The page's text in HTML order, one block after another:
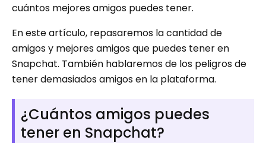
cuántos mejores amigos puedes tener.
En este artículo, repasaremos la cantidad de
amigos y mejores amigos que puedes tener en
Snapchat. También hablaremos de los peligros de
tener demasiados amigos en la plataforma.
¿Cuántos amigos puedes
tener en Snapchat?